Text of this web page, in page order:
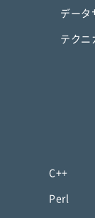
データ
テクニ
C++
Perl